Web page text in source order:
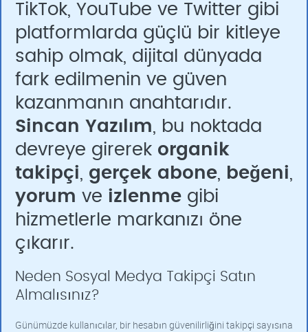
TikTok, YouTube ve Twitter gibi
platformlarda güçlü bir kitleye
sahip olmak, dijital dünyada
fark edilmenin ve güven
kazanmanın anahtarıdır.
Sincan Yazılım , bu noktada
devreye girerek organik
takipçi
gerçek abone beğeni
yorum ve izlenme gibi
hizmetlerle markanızı öne
çıkarır.
Neden Sosyal Medya Takipçi Satın
Almalısınız?
Günümüzde kullanıcılar, bir hesabın güvenilirliğini takipçi sayısına